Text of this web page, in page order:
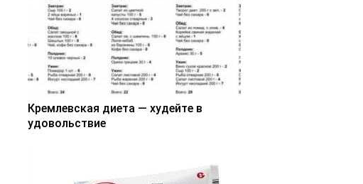
Кремлевская диета — худейте в
удовольствие